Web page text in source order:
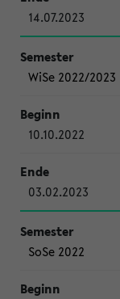
14.07.2023
WiSe 2022/2023
10.10.2022
03.02.2023
SoSe 2022